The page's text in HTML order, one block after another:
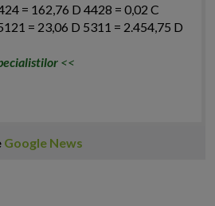
= 162,76 D 4428 = 0,02 C
= 23,06 D 5311 = 2.454,75 D
<<
Google News